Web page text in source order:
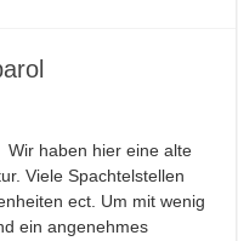
haben hier eine alte
Viele Spachtelstellen
ect. Um mit wenig
ein angenehmes